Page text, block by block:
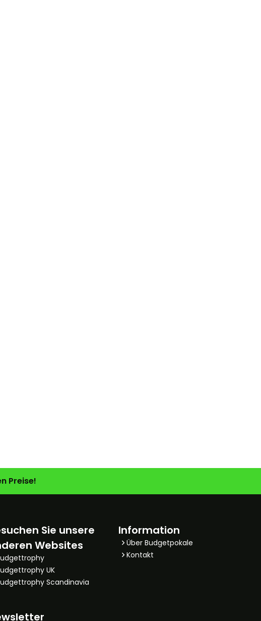
Preise!
Sie unsere
Websites
UK
Scandinavia
Information
Über Budgetpokale
Kontakt